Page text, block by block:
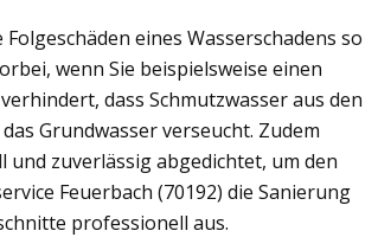
eines Wasserschadens so
wenn Sie beispielsweise einen
dass Schmutzwasser aus den
Grundwasser verseucht. Zudem
zuverlässig abgedichtet, um den
Feuerbach (70192) die Sanierung
professionell aus.